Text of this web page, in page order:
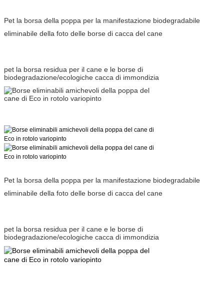
Pet la borsa della poppa per la manifestazione biodegradabile
eliminabile della foto delle borse di cacca del cane
pet la borsa residua per il cane e le borse di
biodegradazione/ecologiche cacca di immondizia
Pet la borsa della poppa per la manifestazione biodegradabile
eliminabile della foto delle borse di cacca del cane
pet la borsa residua per il cane e le borse di
biodegradazione/ecologiche cacca di immondizia